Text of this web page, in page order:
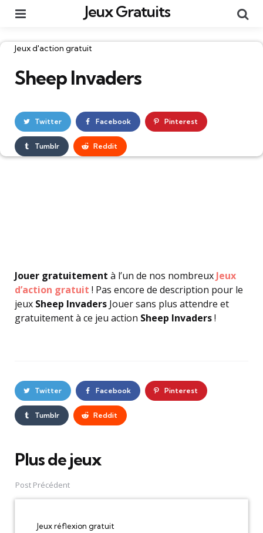
Jeux Gratuits
Catégories
Jeux d'action gratuit
Sheep Invaders
Twitter Facebook Pinterest
Tumblr Reddit
Jouer gratuitement à l’un de nos nombreux Jeux
d’action gratuit ! Pas encore de description pour le
jeux Sheep Invaders Jouer sans plus attendre et
gratuitement à ce jeu action Sheep Invaders!
Twitter Facebook Pinterest
Tumblr Reddit
Plus de jeux
Post
navigation
Post Précédent
Jeux réflexion gratuit